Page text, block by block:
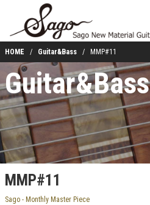
HOME Guitar&Bass MMP#11
Guitar&Bass
MMP#11
Sago - Monthly Master Piece